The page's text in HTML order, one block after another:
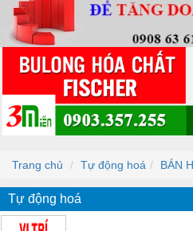
Trang chủ Tự động hoá BÁN
Tự động hoá